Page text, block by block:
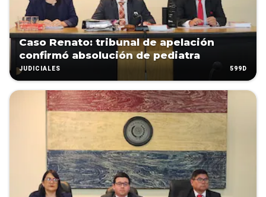
Caso Renato: tribunal de apelación
confirmó absolución de pediatra
JUDICIALES 599D